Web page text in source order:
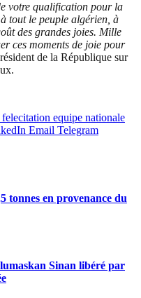
votre qualification pour la
tout le peuple algérien, à
des grandes joies. Mille
ces moments de joie pour
de la République sur
equipe nationale
Email Telegram
tonnes en provenance du
Sinan libéré par